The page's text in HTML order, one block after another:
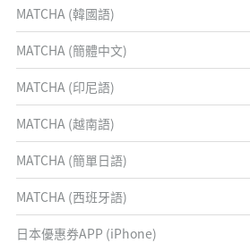
MATCHA (韓國語)
MATCHA (簡體中文)
MATCHA (印尼語)
MATCHA (越南語)
MATCHA (簡單日語)
MATCHA (西班牙語)
日本優惠券APP (iPhone)